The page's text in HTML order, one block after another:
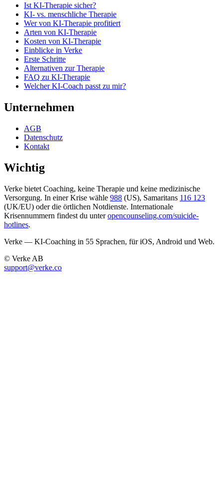
Ist KI-Therapie sicher?
KI- vs. menschliche Therapie
Wer von KI-Therapie profitiert
Arten von KI-Therapie
Kosten von KI-Therapie
Einblicke in Verke
Erste Schritte
Alternativen zur Therapie
FAQ zu KI-Therapie
Welcher KI-Coach passt zu mir?
Unternehmen
AGB
Datenschutz
Kontakt
Wichtig
Verke bietet Coaching, keine Therapie und keine medizinische
Versorgung. In einer Krise wähle 988 (US), Samaritans 116 123
(UK/EU) oder die örtlichen Notdienste. Internationale
Krisennummern findest du unter opencounseling.com/suicide-
hotlines.
Verke — KI-Coaching in 55 Sprachen, für iOS, Android und Web.
© Verke AB
support@verke.co